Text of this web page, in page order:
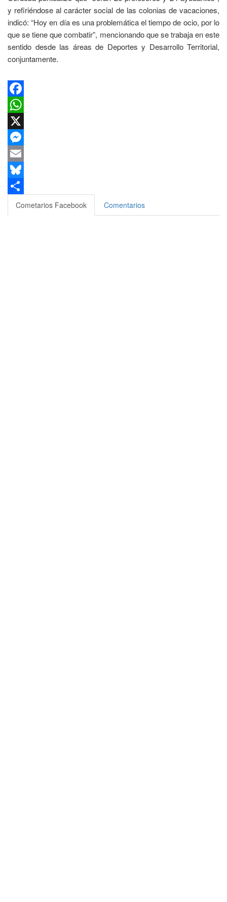
y refiriéndose al carácter social de las colonias de vacaciones,
indicó: “Hoy en día es una problemática el tiempo de ocio, por lo
que se tiene que combatir”, mencionando que se trabaja en este
sentido desde las áreas de Deportes y Desarrollo Territorial,
conjuntamente.
Facebook
WhatsApp
X
Messenger
Email
Bluesky
Compartir
Cometarios Facebook Comentarios